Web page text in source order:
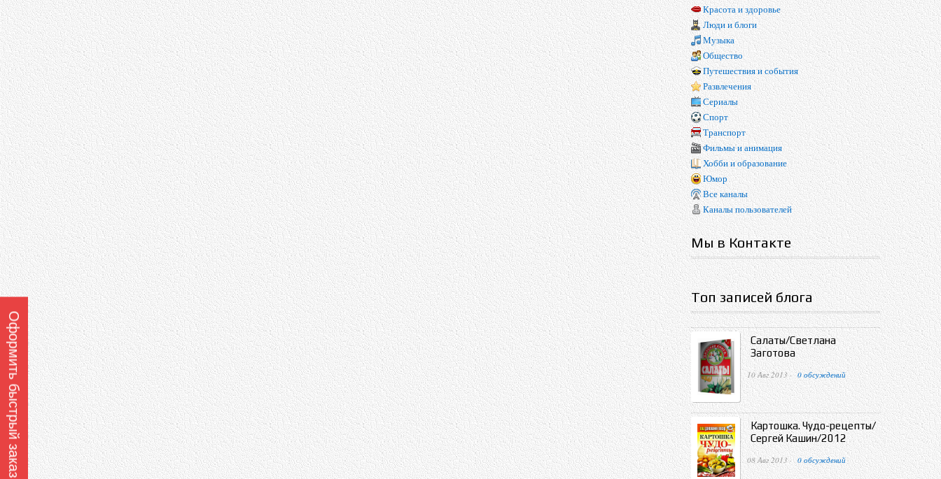
Красота и здоровье
Люди и блоги
Музыка
Общество
Путешествия и события
Развлечения
Сериалы
Спорт
Транспорт
Фильмы и анимация
Хобби и образование
Юмор
Все каналы
Каналы пользователей
Мы в Контакте
Топ записей блога
Салаты/Светлана
Заготова
10 Авг 2013 · 0 обсуждений
Картошка. Чудо-рецепты/
Сергей Кашин/2012
08 Авг 2013 · 0 обсуждений
Оформить быстрый заказ